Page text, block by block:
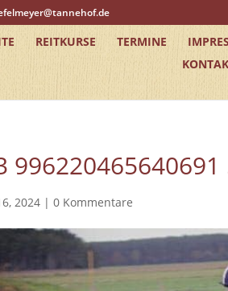
REITKURSE TERMINE
2024 |0 Kommentare